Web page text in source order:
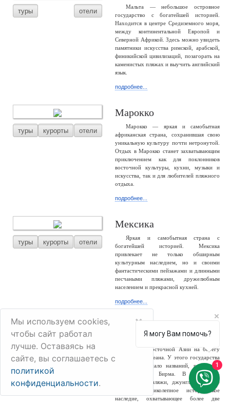
туры отели
Мальта — небольшое островное
государство с богатейшей историей.
Находится в центре Средиземного моря,
между континентальной Европой и
Северной Африкой. Здесь можно увидеть
памятники искусства римской, арабской,
финикийской цивилизаций, позагорать на
каменистых пляжах и выучить английский
язык.
подробнее...
туры курорты отели
Марокко
Марокко — яркая и самобытная
африканская страна, сохранившая свою
уникальную культуру почти нетронутой.
Отдых в Марокко станет захватывающим
приключением как для поклонников
восточной культуры, кухни, музыки и
искусства, так и для любителей пляжного
отдыха.
подробнее...
туры курорты отели
Мексика
Яркая и самобытная страна с
богатейшей историей. Мексика
привлекает не только обширным
культурным наследием, но и своими
фантастическими пейзажами и длинными
песчаными пляжами, дружелюбным
населением и прекрасной кухней.
подробнее...
туры отели
страна Юго-Восточной Азии на берегу
Индийского океана. У этого государства
сменилось немало названий, россиянам
известно как Бирма. В стране –
белоснежные пляжи, джунгли, снежные
горы и великолепное историческое
наследие, охватывающее более две
Мы используем cookies,
чтобы сайт работал
лучше. Оставаясь на
сайте, вы соглашаетесь с
политикой
конфиденциальности.
×
Я могу Вам помочь?
1